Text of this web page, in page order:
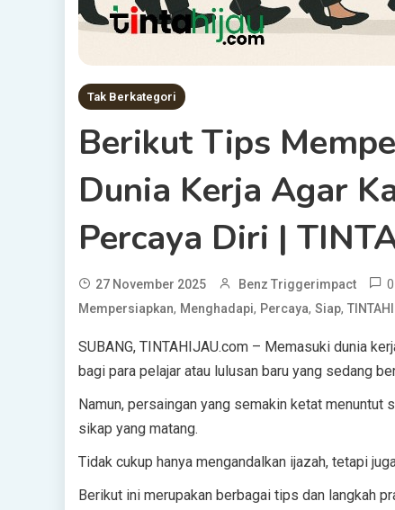
Tak Berkategori
Berikut Tips
Dunia Kerja Agar
Percaya Diri |
27 November 2025 Benz Triggerimpact 0
Mempersiapkan, Menghadapi, Percaya, Siap,
SUBANG, TINTAHIJAU.com – Memasuki dunia
bagi para pelajar atau lulusan baru yang sedang
Namun, persaingan yang semakin ketat
sikap yang matang.
Tidak cukup hanya mengandalkan ijazah, tetapi
Berikut ini merupakan berbagai tips dan langkah